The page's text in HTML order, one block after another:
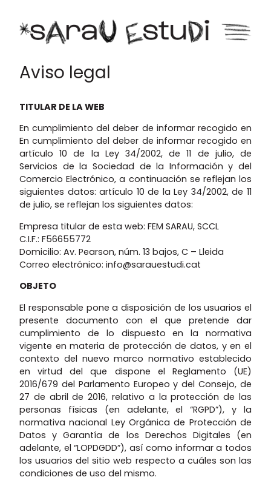
Aviso legal
TITULAR DE LA WEB
En cumplimiento del deber de informar recogido en
En cumplimiento del deber de informar recogido en
artículo 10 de la Ley 34/2002, de 11 de julio, de
Servicios de la Sociedad de la Información y del
Comercio Electrónico, a continuación se reflejan los
siguientes datos: artículo 10 de la Ley 34/2002, de 11
de julio, se reflejan los siguientes datos:
Empresa titular de esta web: FEM SARAU, SCCL
C.I.F.: F56655772
Domicilio: Av. Pearson, núm. 13 bajos, C – Lleida
Correo electrónico: info@sarauestudi.cat
OBJETO
El responsable pone a disposición de los usuarios el
presente documento con el que pretende dar
cumplimiento de lo dispuesto en la normativa
vigente en materia de protección de datos, y en el
contexto del nuevo marco normativo establecido
en virtud del que dispone el Reglamento (UE)
2016/679 del Parlamento Europeo y del Consejo, de
27 de abril de 2016, relativo a la protección de las
personas físicas (en adelante, el “RGPD”), y la
normativa nacional Ley Orgánica de Protección de
Datos y Garantía de los Derechos Digitales (en
adelante, el “LOPDGDD”), así como informar a todos
los usuarios del sitio web respecto a cuáles son las
condiciones de uso del mismo.